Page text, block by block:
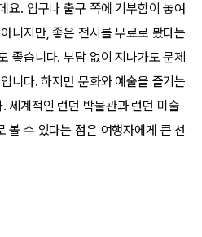
요. 입구나 출구 쪽에 기부함이 놓여
니지만, 좋은 전시를 무료로 봤다는
좋습니다. 부담 없이 지나가도 문제
니다. 하지만 문화와 예술을 즐기는
세계적인 런던 박물관과 런던 미술
볼 수 있다는 점은 여행자에게 큰 선